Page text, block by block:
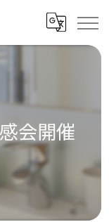
会開催